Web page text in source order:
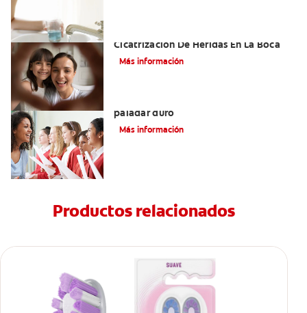
Cicatrización De Heridas En La Boca
Más información
paladar duro
Más información
Productos relacionados